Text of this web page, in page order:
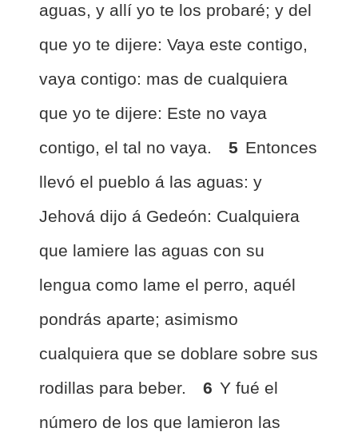
aguas, y allí yo te los probaré; y del
que yo te dijere: Vaya este contigo,
vaya contigo: mas de cualquiera
que yo te dijere: Este no vaya
contigo, el tal no vaya.
5 Entonces
llevó el pueblo á las aguas: y
Jehová dijo á Gedeón: Cualquiera
que lamiere las aguas con su
lengua como lame el perro, aquél
pondrás aparte; asimismo
cualquiera que se doblare sobre sus
rodillas para beber.
6 Y fué el
número de los que lamieron las